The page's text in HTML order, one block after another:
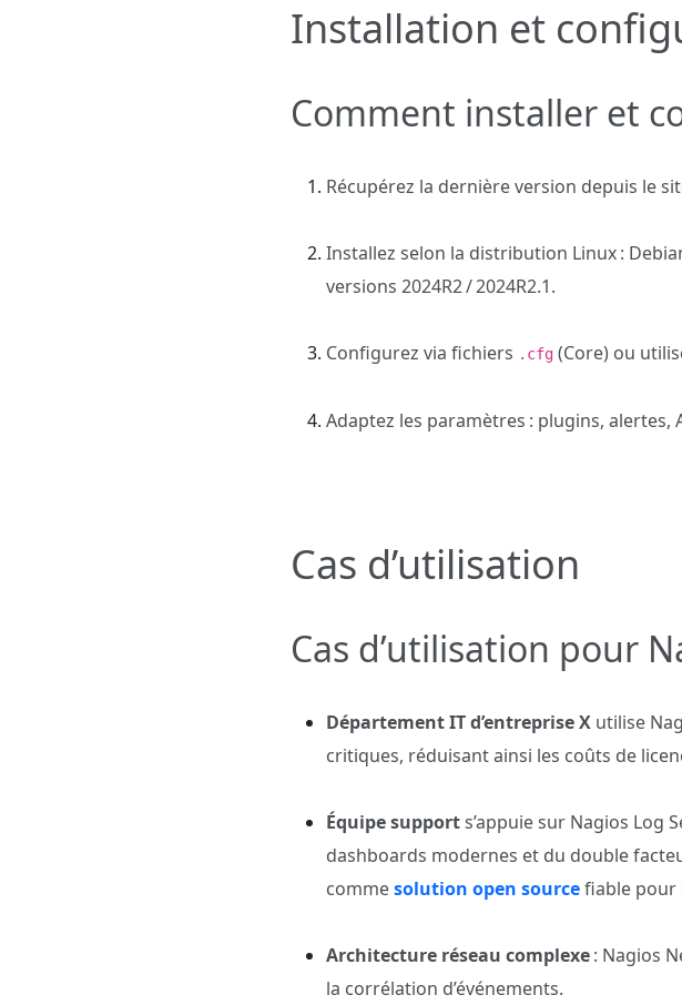
Installation et
Comment installer et
Récupérez la dernière version depuis le
Installez selon la distribution Linux :
versions 2024R2 / 2024R2.1.
Configurez via fichiers .cfg (Core) ou
Adaptez les paramètres : plugins, alertes,
Cas d’utilisation
Cas d’utilisation pour
Département IT d’entreprise X utilise
critiques, réduisant ainsi les coûts de
Équipe supports’appuie sur Nagios Log
dashboards modernes et du double
commesolution open sourcefiable pour
Architecture réseau complexe: Nagios
la corrélation d’événements.